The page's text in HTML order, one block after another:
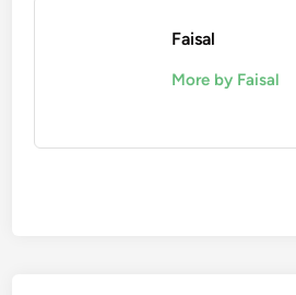
Faisal
More by Faisal